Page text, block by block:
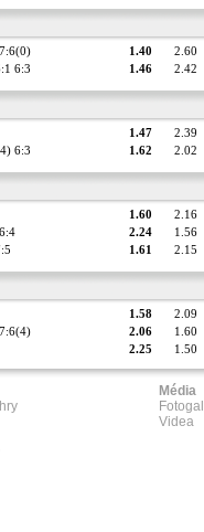
1.40 2.60
6:3 1.46 2.42
1.47 2.39
6:3 1.62 2.02
1.60 2.16
2.24 1.56
1.61 2.15
1.58 2.09
2.06 1.60
2.25 1.50
Média
Videa